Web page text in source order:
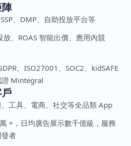
、DMP、自助投放平台等
、ROAS 智能出價、應用內競
、ISO27001、SOC2、kidSAFE
證 Mintegral
工具、電商、社交等全品類 App
+，日均廣告展示數千億級，服務
者